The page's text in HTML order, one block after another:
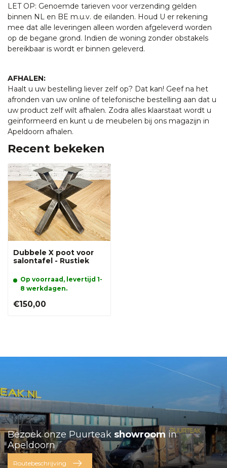
LET OP: Genoemde tarieven voor verzending gelden
binnen NL en BE m.u.v. de eilanden. Houd U er rekening
mee dat alle leveringen alleen worden afgeleverd worden
op de begane grond. Indien de woning zonder obstakels
bereikbaar is wordt er binnen geleverd.
AFHALEN:
Haalt u uw bestelling liever zelf op? Dat kan! Geef na het
afronden van uw online of telefonische bestelling aan dat u
uw product zelf wilt afhalen. Zodra alles klaarstaat wordt u
geïnformeerd en kunt u de meubelen bij ons magazijn in
Apeldoorn afhalen.
Recent bekeken
Dubbele X poot voor
salontafel - Rustiek
Op voorraad, levertijd 1-
8 werkdagen.
€150,00
Bezoek onze Puurteak showroom in
Apeldoorn
Routebeschrijving